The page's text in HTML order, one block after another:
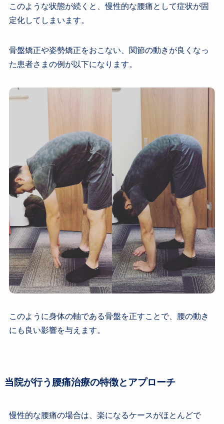
このような状態が続くと、慢性的な腰痛として症状が固
定化してしまいます。
骨盤矯正や姿勢矯正をおこない、関節の動きが良くなっ
た患者さまの例が以下になります。
このように身体の軸である骨盤を正すことで、腰の動き
にも良い影響を与えます。
当院が行う腰痛治療の特徴とアプローチ
慢性的な腰痛の場合は、楽になるケースがほとんどで